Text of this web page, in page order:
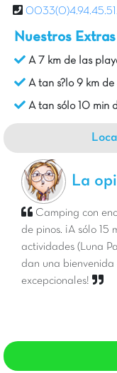
Nuestros
A 7 km de las
A tan s?lo 9 km de
A tan sólo 10 min
La
Camping con
de pinos. ¡A sólo 15
actividades (Luna
dan una bienvenida
excepcionales!